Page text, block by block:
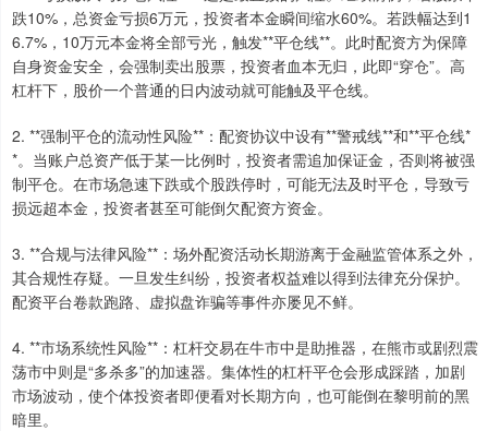
跌10%，总资金亏损6万元，投资者本金瞬间缩水60%。若跌幅达到1
6.7%，10万元本金将全部亏光，触发**平仓线**。此时配资方为保障
自身资金安全，会强制卖出股票，投资者血本无归，此即“穿仓”。高
杠杆下，股价一个普通的日内波动就可能触及平仓线。
2. **强制平仓的流动性风险**：配资协议中设有**警戒线**和**平仓线*
*。当账户总资产低于某一比例时，投资者需追加保证金，否则将被强
制平仓。在市场急速下跌或个股跌停时，可能无法及时平仓，导致亏
损远超本金，投资者甚至可能倒欠配资方资金。
3. **合规与法律风险**：场外配资活动长期游离于金融监管体系之外，
其合规性存疑。一旦发生纠纷，投资者权益难以得到法律充分保护。
配资平台卷款跑路、虚拟盘诈骗等事件亦屡见不鲜。
4. **市场系统性风险**：杠杆交易在牛市中是助推器，在熊市或剧烈震
荡市中则是“多杀多”的加速器。集体性的杠杆平仓会形成踩踏，加剧
市场波动，使个体投资者即便看对长期方向，也可能倒在黎明前的黑
暗里。